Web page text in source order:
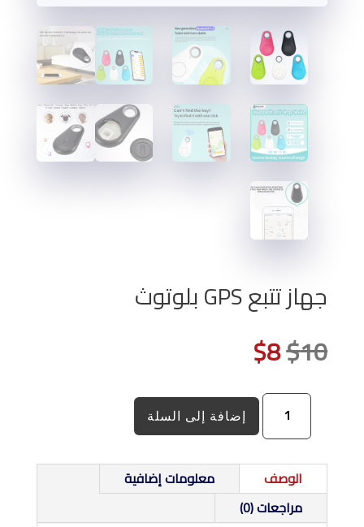
جهاز تتبع GPS بلوتوث
$10 السعر
الأصلي
هو:
$10.
$8
الحالي
هو:
$8.
كمية
GPS
بلوتوث
إضافة إلى السلة
الوصف
معلومات إضافية
مراجعات (0)